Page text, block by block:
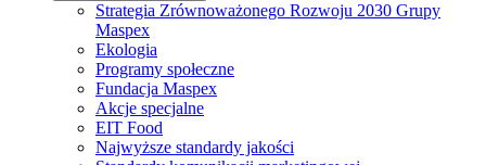
Strategia Zrównoważonego Rozwoju 2030 Grupy
Maspex
Ekologia
Programy społeczne
Fundacja Maspex
Akcje specjalne
EIT Food
Najwyższe standardy jakości